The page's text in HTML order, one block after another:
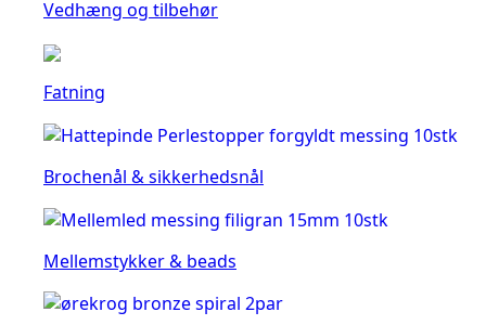
Vedhæng og tilbehør
Fatning
Brochenål & sikkerhedsnål
Mellemstykker & beads